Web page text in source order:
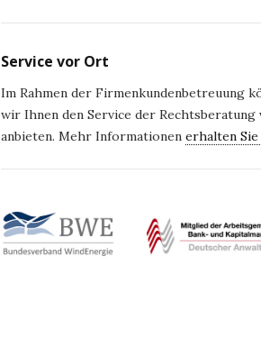
Service vor Ort
Im Rahmen der Firmenkundenbetreuung
wir Ihnen den Service der
anbieten. Mehr Informationen erhalten Sie